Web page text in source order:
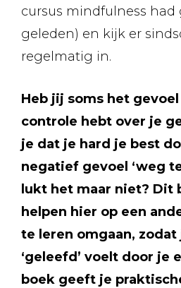
cursus mindfulness had
geleden) en kijk er
regelmatig in.
Heb jij soms het
controle hebt over je
je dat je hard je best
negatief gevoel ‘weg
lukt het maar niet? Dit
helpen hier op een
te leren omgaan,
‘geleefd’ voelt door je
boek geeft je